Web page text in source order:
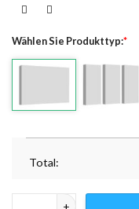
Wählen Sie Produkttyp:*
Total: